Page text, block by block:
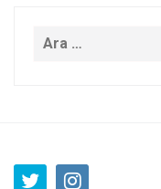
Arama: